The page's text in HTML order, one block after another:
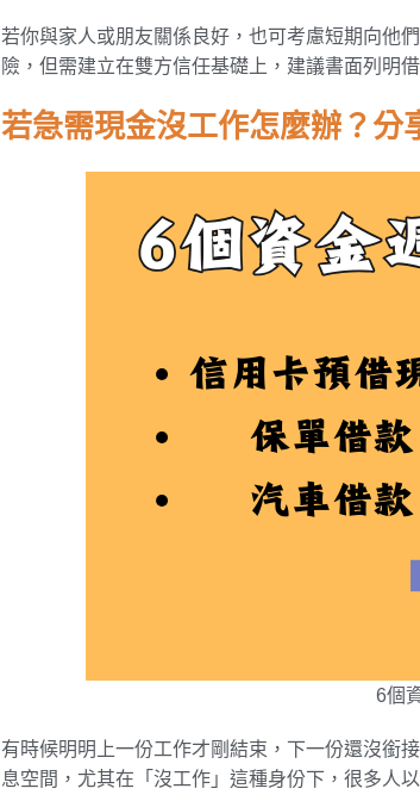
若你與家人或朋友關係良好，也可考慮短期向他
險，但需建立在雙方信任基礎上，建議書面列明
若急需現金沒工作怎麼辦？分
6個
有時候明明上一份工作才剛結束，下一份還沒銜
息空間，尤其在「沒工作」這種身份下，很多人